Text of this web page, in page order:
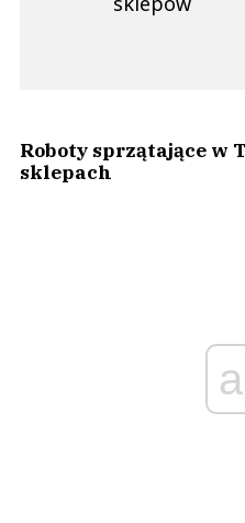
Roboty sprzątające w
sklepach